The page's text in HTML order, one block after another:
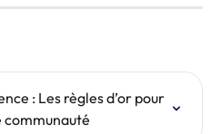
: Les règles d’or pour
communauté